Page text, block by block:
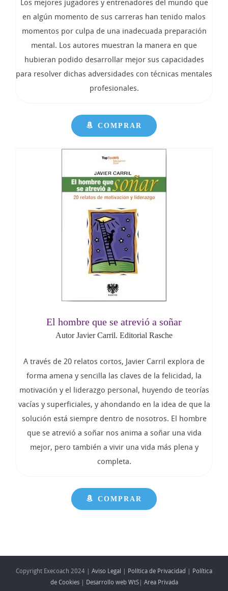
Los mejores jugadores y entrenadores del mundo que
en algún momento de sus carreras han tenido malos
momentos por culpa de una inadecuada preparación
mental. Los autores muestran la manera en que
hubieran podido desarrollar mejor sus capacidades
para resolver dichas adversidades con técnicas mentales
profesionales.
COMPRAR
El hombre que se atrevió a soñar
Autor Javier Carril. Editorial Rasche
A través de 20 relatos cortos, Javier Carril explora de
forma amena y sencilla las claves de la felicidad, la
motivación y el liderazgo personal, huyendo de teorías
vacías y superficiales, y ahondando en la idea de que la
solución está siempre dentro de nosotros. El hombre
que se atrevió a soñar nos anima a soñar una vida
mejor, pero también a vivir una vida más plena y
completa.
COMPRAR
Copyright Execoach 2024 | Aviso Legal | Política de Privacidad | Política
de Cookies| Desarrollo web WtS| Area Privada